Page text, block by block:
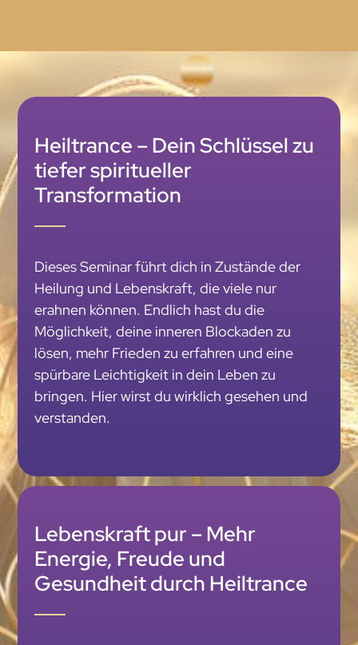
Heiltrance – Dein Schlüssel zu
tiefer spiritueller
Transformation
Dieses Seminar führt dich in Zustände der
Heilung und Lebenskraft, die viele nur
erahnen können. Endlich hast du die
Möglichkeit, deine inneren Blockaden zu
lösen, mehr Frieden zu erfahren und eine
spürbare Leichtigkeit in dein Leben zu
bringen. Hier wirst du wirklich gesehen und
verstanden.
Lebenskraft pur – Mehr
Energie, Freude und
Gesundheit durch Heiltrance